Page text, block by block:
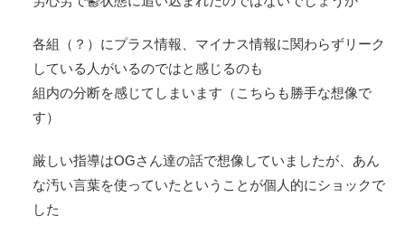
各組（？）にプラス情報、マイナス情報に関わらずリーク
している人がいるのではと感じるのも
組内の分断を感じてしまいます（こちらも勝手な想像で
す）
厳しい指導はOGさん達の話で想像していましたが、あん
な汚い言葉を使っていたということが個人的にショックで
した